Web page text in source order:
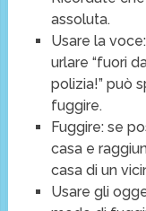
assoluta.
Usare la
urlare “fuori
polizia!” può
fuggire.
Fuggire: se
casa e
casa di un
Usare gli